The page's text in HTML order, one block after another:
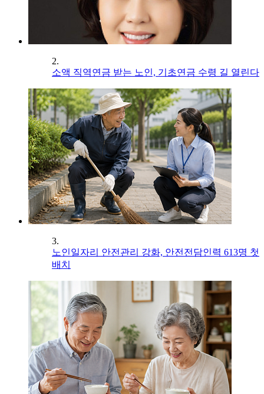
2.
소액 직역연금 받는 노인, 기초연금 수령 길 열린다
3.
노인일자리 안전관리 강화, 안전전담인력 613명 첫
배치